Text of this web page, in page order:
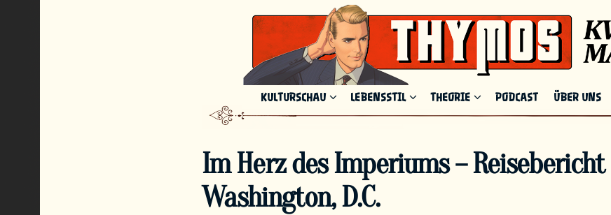
KULTURSCHAU LEBENSSTIL THEORIE PODCAST ÜBER UNS
Im Herz des Imperiums – Reisebericht
Washington, D.C.